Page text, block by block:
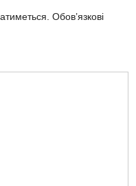
Обов’язкові